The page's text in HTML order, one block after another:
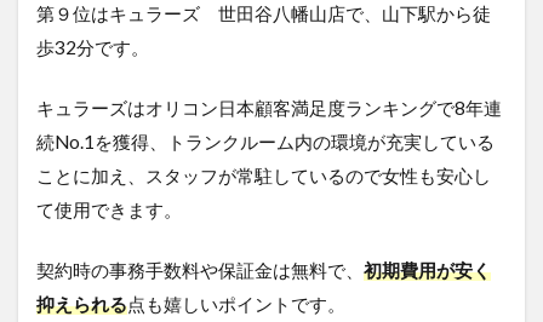
第９位はキュラーズ 世田谷八幡山店で、山下駅から徒
歩32分です。
キュラーズはオリコン日本顧客満足度ランキングで8年連
続No.1を獲得、トランクルーム内の環境が充実している
ことに加え、スタッフが常駐しているので女性も安心し
て使用できます。
契約時の事務手数料や保証金は無料で、 初期費用が安く
抑えられる点も嬉しいポイントです。